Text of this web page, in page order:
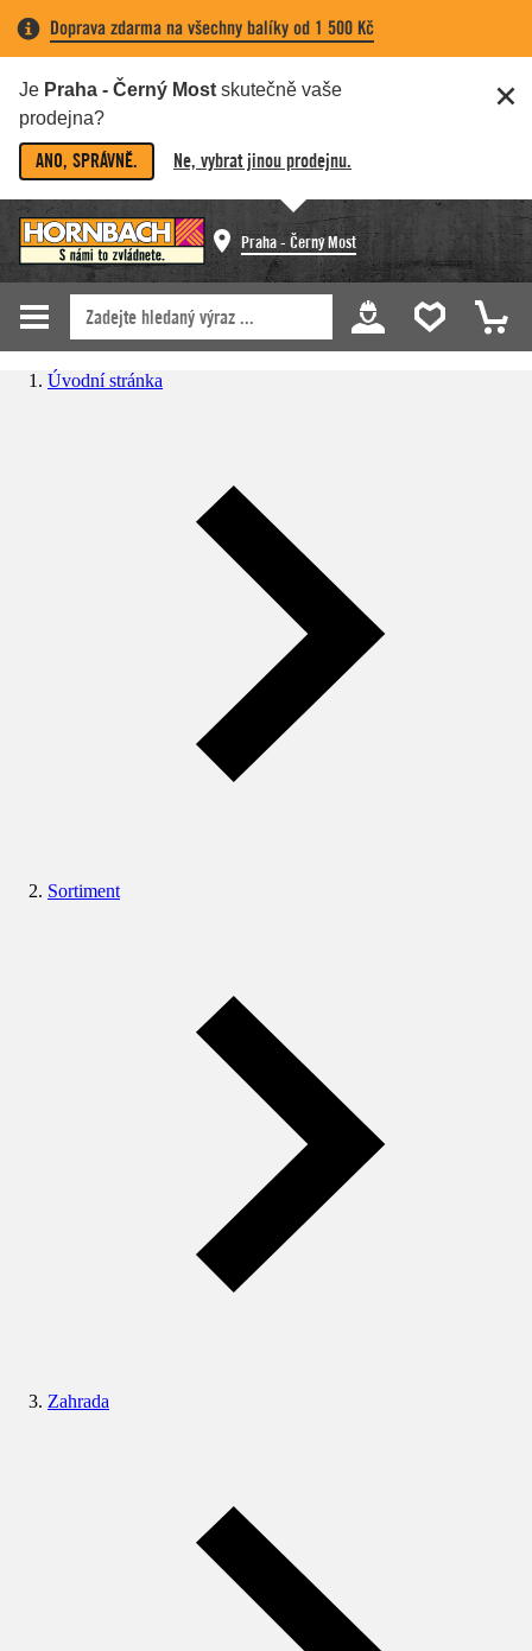
Doprava zdarma na všechny balíky od 1 500 Kč
Je Praha - Černý Most skutečně vaše
prodejna?
ANO, SPRÁVNĚ. Ne, vybrat jinou prodejnu.
Praha - Černý Most
Úvodní stránka
Sortiment
Zahrada